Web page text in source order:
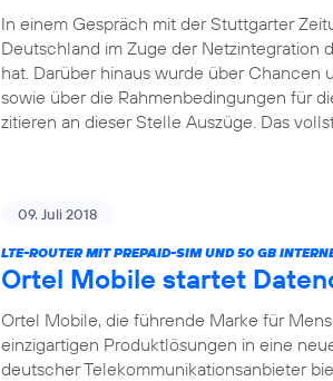
In einem Gespräch mit der Stuttgarter
Deutschland im Zuge der Netzintegration
hat. Darüber hinaus wurde über Chancen
sowie über die Rahmenbedingungen für
zitieren an dieser Stelle Auszüge. Das
09. Juli 2018
LTE-ROUTER MIT PREPAID-SIM UND 50 GB
Ortel Mobile startet
Ortel Mobile, die führende Marke für
einzigartigen Produktlösungen in eine
deutscher Telekommunikationsanbieter